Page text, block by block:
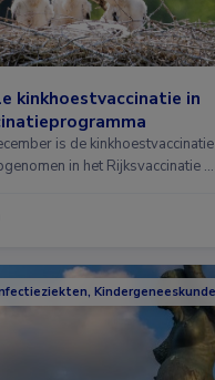
kinkhoestvaccinatie in
is de
in het Rijksvaccinatie …
Kindergeneeskunde